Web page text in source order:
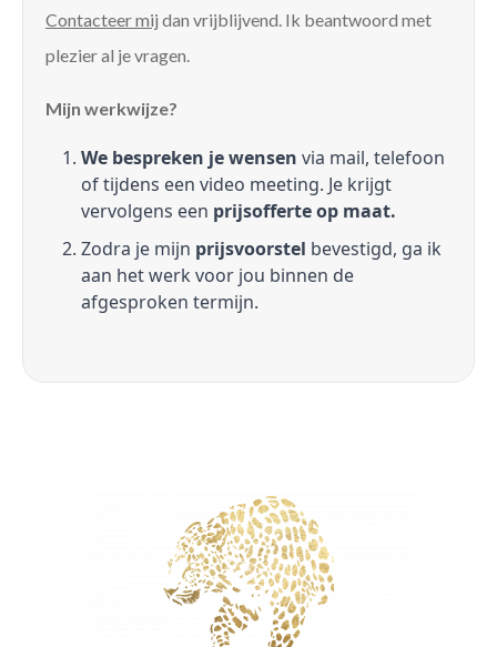
Contacteer mij dan vrijblijvend. Ik beantwoord met
plezier al je vragen.
Mijn werkwijze?
We bespreken je wensen via mail, telefoon
of tijdens een video meeting. Je krijgt
vervolgens een prijsofferte op maat.
Zodra je mijn prijsvoorstel bevestigd, ga ik
aan het werk voor jou binnen de
afgesproken termijn.